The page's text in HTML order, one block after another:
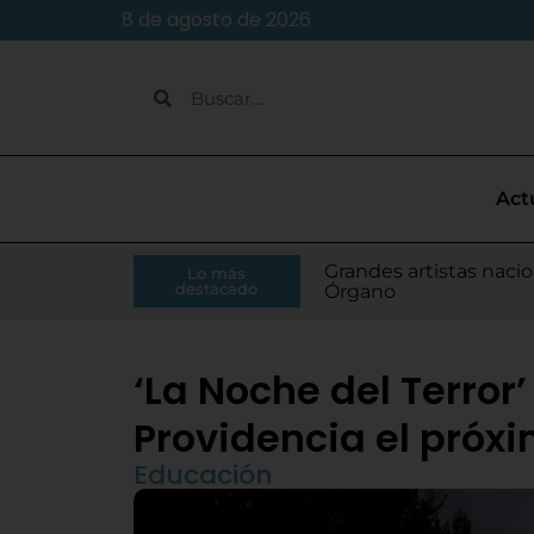
8 de agosto de 2026
Lo más
destacado
Caja Rural de
RFEF
Villamarciel da
Grandes artistas
Órgano
Continúa la venta de
El presidente de la
Monge
Todo listo para el
Tordesillas refuerza
El Pleno de
Moisés Ramírez
para el Europeo
IU-APT plantea ocho
‘La Noche del
Providencia el
Educación